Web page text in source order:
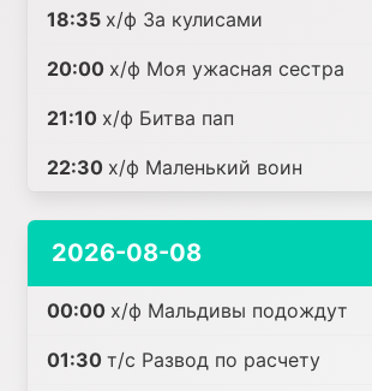
18:35 х/ф За кулисами
20:00 х/ф Моя ужасная сестра
21:10 х/ф Битва пап
22:30 х/ф Маленький воин
2026-08-08
00:00 х/ф Мальдивы подождут
01:30 т/с Развод по расчету